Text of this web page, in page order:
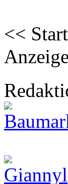
<<
Anzeige